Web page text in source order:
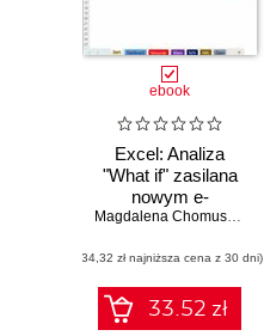
ebook
Excel: Analiza
"What if" zasilana
nowym e-
sprawozdaniemMagdalena Chomuszko
(34,32 zł najniższa cena z 30 dni)
33.52 zł